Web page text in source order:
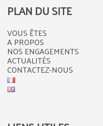
PLAN DU SITE
VOUS ÊTES
A PROPOS
NOS ENGAGEMENTS
ACTUALITÉS
CONTACTEZ-NOUS